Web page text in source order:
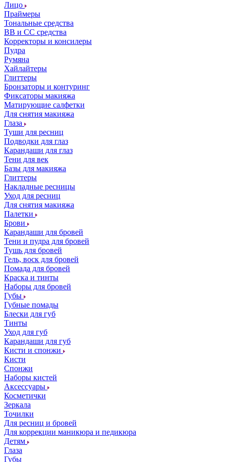
Лицо
Праймеры
Тональные средства
ВВ и СС средства
Корректоры и консилеры
Пудра
Румяна
Хайлайтеры
Глиттеры
Бронзаторы и контуринг
Фиксаторы макияжа
Матирующие салфетки
Для снятия макияжа
Глаза
Туши для ресниц
Подводки для глаз
Карандаши для глаз
Тени для век
Базы для макияжа
Глиттеры
Накладные ресницы
Уход для ресниц
Для снятия макияжа
Палетки
Брови
Карандаши для бровей
Тени и пудра для бровей
Тушь для бровей
Гель, воск для бровей
Помада для бровей
Краска и тинты
Наборы для бровей
Губы
Губные помады
Блески для губ
Тинты
Уход для губ
Карандаши для губ
Кисти и спонжи
Кисти
Спонжи
Наборы кистей
Аксессуары
Косметички
Зеркала
Точилки
Для ресниц и бровей
Для коррекции маникюра и педикюра
Детям
Глаза
Губы